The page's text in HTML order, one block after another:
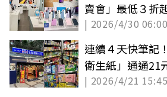
賣會」最低３折
頭貼
| 2026/4/30
連續４天快筆記
衛生紙」通通21
3000元
| 2026/4/21